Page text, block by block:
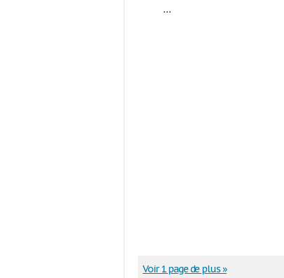
...
Voir 1 page de plus »